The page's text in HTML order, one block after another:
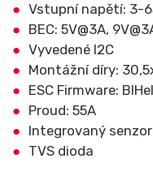
Vstupní napětí: 3-
BEC: 5V@3A,
Vyvedené I2C
Montážní díry:
ESC Firmware:
Proud: 55A
Integrovaný
TVS dioda